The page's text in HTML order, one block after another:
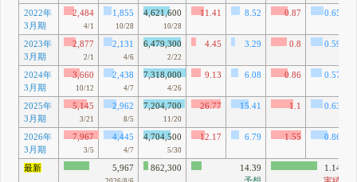
2022年
3月期
2,484
4/1
1,855
10/28
4,621,600
10/28
11.41 8.52 0.87 0.65
2023年
3月期
2,877
2/1
2,131
4/6
6,479,300
2/22
4.45 3.29 0.8
0.59
2024年
3月期
3,660
10/12
2,438
4/7
7,318,000
4/26
9.13 6.08 0.86
0.57
2025年
3月期
5,145
3/21
2,962
8/5
7,204,700
11/20
26.77 15.41 1.1 0.63
2026年
3月期
7,967
3/5
4,445
4/7
4,704,500
5/30
12.17 6.79 1.55
0.86
最新
5,967 862,300
14.39
1.14